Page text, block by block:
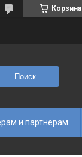
Корзина
Поиск...
и партнерам